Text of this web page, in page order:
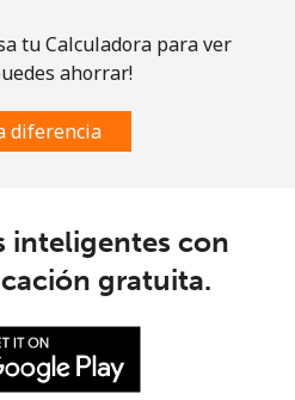
tu Calculadora para ver
ahorrar!
diferencia
inteligentes con
gratuita.